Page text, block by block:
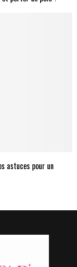
astuces pour un